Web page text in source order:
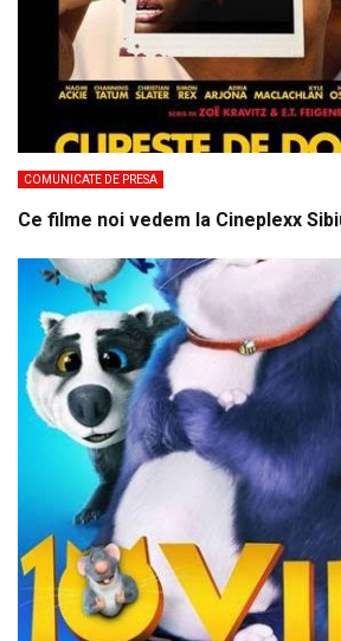
COMUNICATE DE PRESA
Ce filme noi vedem la Cineplexx